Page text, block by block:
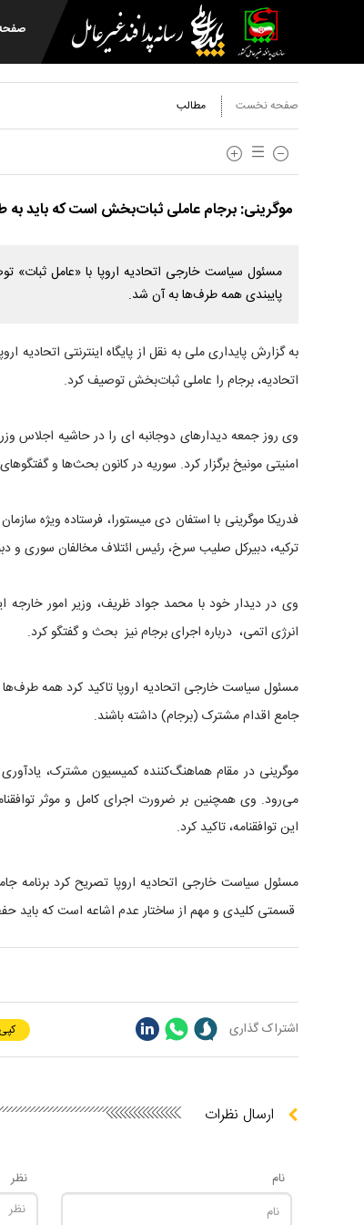
صفحه نخست مطالب
موگرینی: برجام عاملی ثبات‌بخش است که باید به
مسئول سیاست خارجی اتحادیه اروپا با «عامل ثبات»
پایبندی همه طرف‌ها به آن شد.
به گزارش پایداری ملی به نقل از پایگاه اینترنتی اتحادیه
اتحادیه، برجام را عاملی ثبات‌بخش توصیف کرد.
امنیتی مونیخ برگزار کرد. سوریه در کانون بحث‌ها و
فدریکا موگرینی با استفان دی میستورا، فرستاده ویژه
ترکیه، دبیرکل صلیب سرخ، رئیس ائتلاف مخالفان سوری و
وی در دیدار خود با محمد جواد ظریف، وزیر امور خارجه
انرژی اتمی، درباره اجرای برجام نیز بحث و گفتگو کرد.
مسئول سیاست خارجی اتحادیه اروپا تاکید کرد همه طرف‌ها
جامع اقدام مشترک (برجام) داشته باشند.
موگرینی در مقام هماهنگ‌کننده کمیسیون مشترک،
می‌رود. وی همچنین بر ضرورت اجرای کامل و موثر
این توافقنامه، تاکید کرد.
مسئول سیاست خارجی اتحادیه اروپا تصریح کرد برنامه
قسمتی کلیدی و مهم از ساختار عدم اشاعه است که باید
اشتراک گذاری
ارسال نظرات
نام نظر